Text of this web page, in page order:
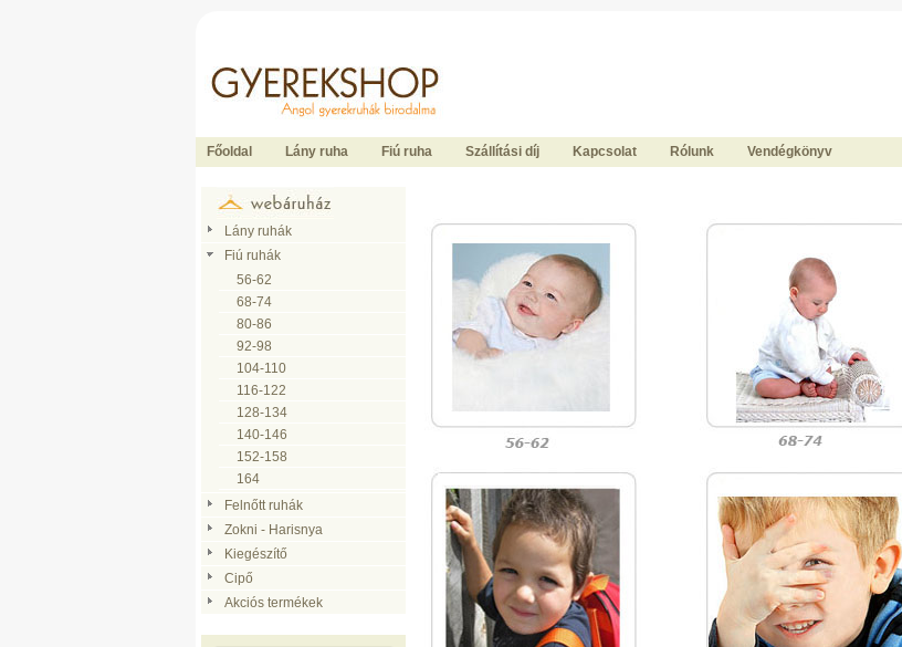
Főoldal Lány ruha Fiú ruha Szállítási díj Kapcsolat Rólunk Vendégkönyv
Lány ruhák
Fiú ruhák
56-62
68-74
80-86
92-98
104-110
116-122
128-134
140-146
152-158
164
Felnőtt ruhák
Zokni - Harisnya
Kiegészítő
Cipő
Akciós termékek